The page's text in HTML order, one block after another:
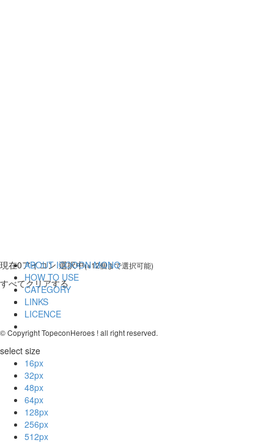
現在0アイコン 選択中(※12個まで選択可能)
すべてクリアする
select size
16px
32px
48px
64px
128px
256px
512px
ABOUT ICOOON MONO
HOW TO USE
CATEGORY
LINKS
LICENCE
© Copyright TopeconHeroes ! all right reserved.